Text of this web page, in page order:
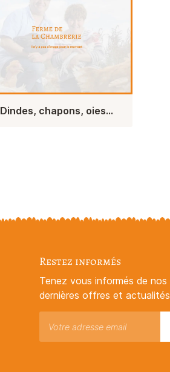
Dindes, chapons, oies...
Restez informés
Tenez vous informés de nos
dernières offres et actualités